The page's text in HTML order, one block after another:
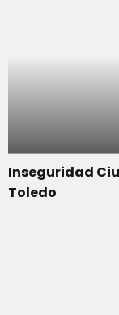
Inseguridad
Toledo